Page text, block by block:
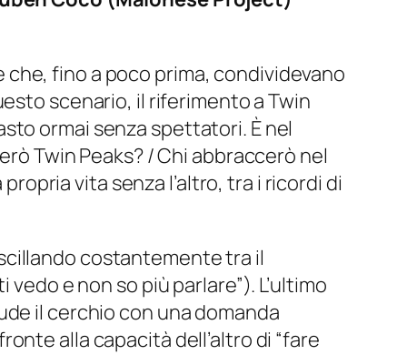
fino a poco prima, condividevano
scenario, il riferimento a Twin
ormai senza spettatori. È nel
Twin Peaks? / Chi abbraccerò nel
propria vita senza l’altro, tra i ricordi di
costantemente tra il
vedo e non so più parlare”). L’ultimo
il cerchio con una domanda
alla capacità dell’altro di “fare